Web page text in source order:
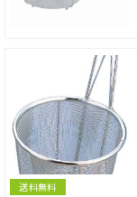
送料無料